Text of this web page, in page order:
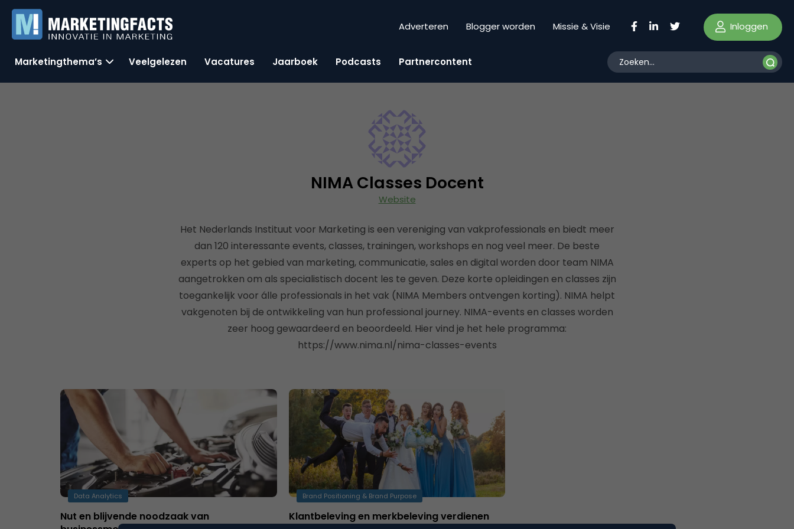
Adverteren Blogger worden Missie & Visie Inloggen
Marketingthema’s Veelgelezen Vacatures Jaarboek Podcasts Partnercontent
NIMA Classes Docent
Website
Het Nederlands Instituut voor Marketing is een vereniging van vakprofessionals en biedt meer
dan 120 interessante events, classes, trainingen, workshops en nog veel meer. De beste
experts op het gebied van marketing, communicatie, sales en digital worden door team NIMA
aangetrokken om als specialistisch docent les te geven. Deze korte opleidingen en classes zijn
toegankelijk voor álle professionals in het vak (NIMA Members ontvengen korting). NIMA helpt
vakgenoten bij de ontwikkeling van hun professional journey. NIMA-events en classes worden
zeer hoog gewaardeerd en beoordeeld. Hier vind je het hele programma:
https://www.nima.nl/nima-classes-events
Data Analytics
Nut en blijvende noodzaak van
Brand Positioning & Brand Purpose
Klantbeleving en merkbeleving verdienen